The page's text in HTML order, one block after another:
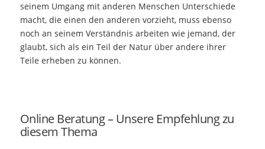
seinem Umgang mit anderen Menschen Unterschiede
macht, die einen den anderen vorzieht, muss ebenso
noch an seinem Verständnis arbeiten wie jemand, der
glaubt, sich als ein Teil der Natur über andere ihrer
Teile erheben zu können.
Online Beratung – Unsere Empfehlung zu
diesem Thema